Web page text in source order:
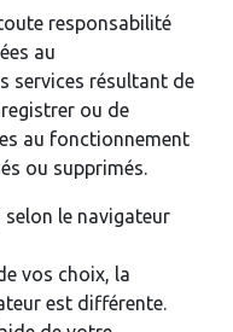
responsabilité
au
services résultant de
ou de
au fonctionnement
ou supprimés.
selon le navigateur
vos choix, la
est différente.